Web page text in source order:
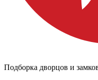
Подборка дворцов и